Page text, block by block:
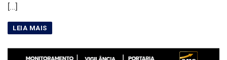
[…]